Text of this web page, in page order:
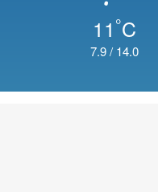
11 °C
7.9/ 14.0